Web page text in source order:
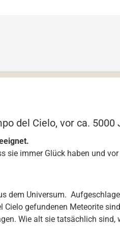
del Cielo, vor ca.
sie immer Glück haben und
dem Universum.
gefundenen Meteorite
Wie alt sie tatsächlich sind,